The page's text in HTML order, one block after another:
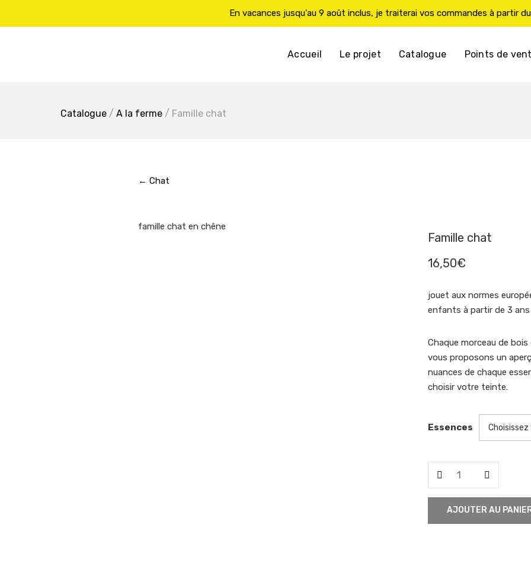
En vacances jusqu'au 9 août inclus, je traiterai vos commandes à partir
Accueil Le projet Catalogue Points de
Catalogue / A la ferme / Famille chat
← Chat
famille chat en chêne
Famille chat
16,50€
jouet aux normes
enfants à partir de 3
Chaque morceau de
vous proposons un
nuances de chaque
choisir votre teinte.
Essences
Famille
AJOUTER AU